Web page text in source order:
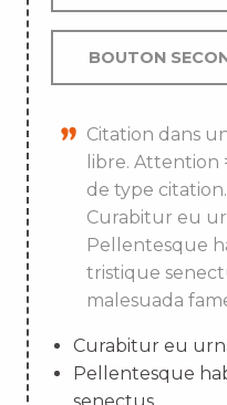
BOUTON
Citation dans
libre.
de type citation.
Curabitur eu
Pellentesque
tristique
malesuada
Curabitur eu
Pellentesque